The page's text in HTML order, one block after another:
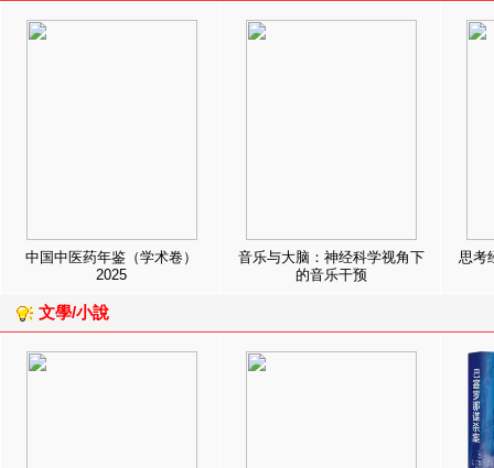
中国中医药年鉴（学术卷）
2025
音乐与大脑：神经科学视角下
的音乐干预
思考
文學/小說